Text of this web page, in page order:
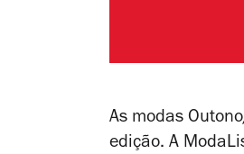
As modas
edição. A